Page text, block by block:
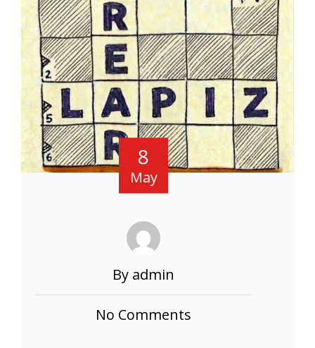
8
May
By admin
No Comments